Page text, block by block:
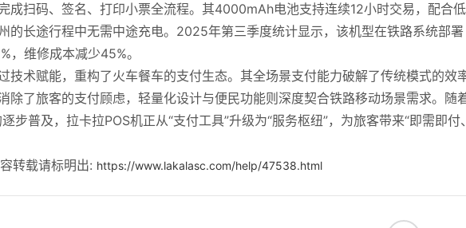
成扫码、签名、打印小票全流程。其4000mAh电池支持连续12小时交易，配合
的长途行程中无需中途充电。2025年第三季度统计显示，该机型在铁路系统部署
，维修成本减少45%。
技术赋能，重构了火车餐车的支付生态。其全场景支付能力破解了传统模式的效
除了旅客的支付顾虑，轻量化设计与便民功能则深度契合铁路移动场景需求。随
步普及，拉卡拉POS机正从“支付工具”升级为“服务枢纽”，为旅客带来“即需即付、
转载请标明出: https://www.lakalasc.com/help/47538.html